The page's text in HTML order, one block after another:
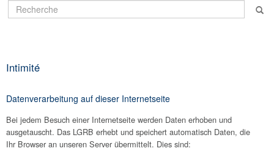
Intimité
Datenverarbeitung auf dieser Internetseite
Bei jedem Besuch einer Internetseite werden Daten erhoben und
ausgetauscht. Das LGRB erhebt und speichert automatisch Daten, die
Ihr Browser an unseren Server übermittelt. Dies sind: